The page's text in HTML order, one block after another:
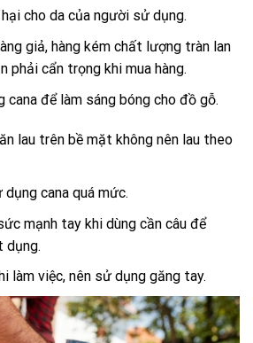
cho da của người sử dụng.
giả, hàng kém chất lượng tràn lan
phải cẩn trọng khi mua hàng.
cana để làm sáng bóng cho đồ gỗ.
lau trên bề mặt không nên lau theo
cana quá mức.
mạnh tay khi dùng cần câu để
dụng.
làm việc, nên sử dụng găng tay.